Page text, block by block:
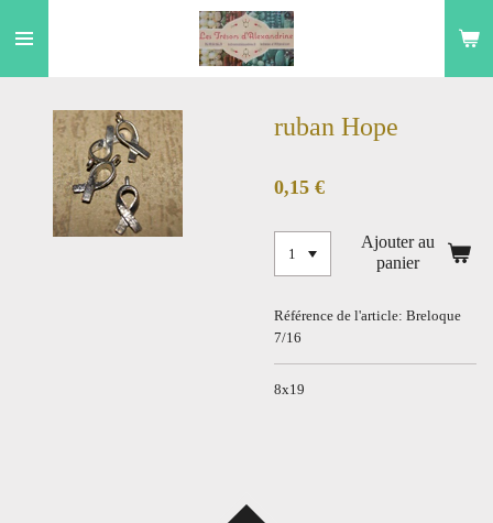
au
ruban Hope
0,15 €
Ajouter au
panier
Référence de l'article: Breloque
7/16
8x19